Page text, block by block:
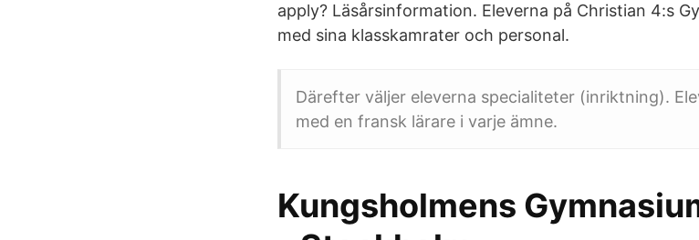
apply? Läsårsinformation. Eleverna på Christian 4:s
med sina klasskamrater och personal.
Därefter väljer eleverna specialiteter (inriktning).
med en fransk lärare i varje ämne.
Kungsholmens